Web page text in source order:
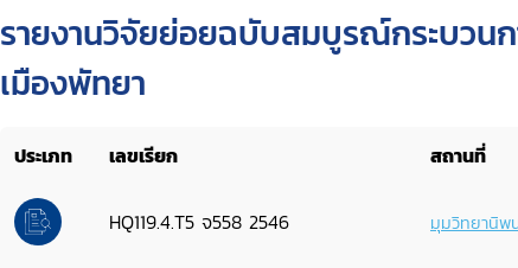
รายงานวิจัยย่อยฉบับสมบูรณ์กระบวน
เมืองพัทยา
ประเภท เลขเรียก สถานที่
HQ119.4.T5 จ558 2546 มุมวิทยานิพ